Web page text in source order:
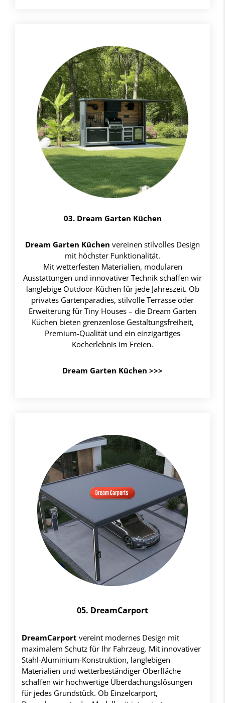
03. Dream Garten Küchen
Dream Garten Küchen vereinen stilvolles Design
mit höchster Funktionalität.
Mit wetterfesten Materialien, modularen
Ausstattungen und innovativer Technik schaffen wir
langlebige Outdoor-Küchen für jede Jahreszeit. Ob
privates Gartenparadies, stilvolle Terrasse oder
Erweiterung für Tiny Houses – die Dream Garten
Küchen bieten grenzenlose Gestaltungsfreiheit,
Premium-Qualität und ein einzigartiges
Kocherlebnis im Freien.
Dream Garten Küchen >>>
05. DreamCarport
DreamCarport vereint modernes Design mit
maximalem Schutz für Ihr Fahrzeug. Mit innovativer
Stahl-Aluminium-Konstruktion, langlebigen
Materialien und wetterbeständiger Oberfläche
schaffen wir hochwertige Überdachungslösungen
für jedes Grundstück. Ob Einzelcarport,